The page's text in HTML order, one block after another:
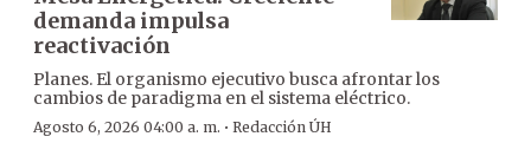
demanda impulsa
reactivación
Planes. El organismo ejecutivo busca afrontar los
cambios de paradigma en el sistema eléctrico.
Agosto 6, 2026 04:00 a. m. · Redacción ÚH